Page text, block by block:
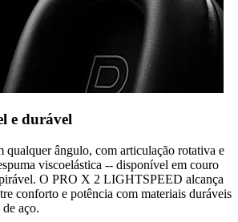
e durável
qualquer ângulo, com articulação rotativa e
viscoelástica -- disponível em couro
O PRO X 2 LIGHTSPEED alcança
conforto e potência com materiais duráveis
aço.